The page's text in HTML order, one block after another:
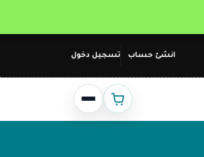
انشئ حساب تسجيل دخول